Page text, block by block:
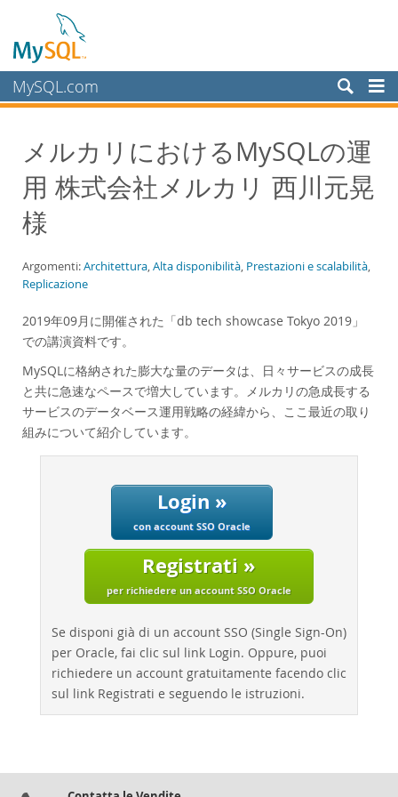
MySQL.com
Servizi
Partner
Clienti
White Papers
Videos
Case Studies
Books
Performance
Benchmarks
Migration
Notizie ed eventi
Documentazione
Sviluppatori
メルカリにおけるMySQLの運
用 株式会社メルカリ 西川元晃
様
Argomenti:Architettura,Alta disponibilità, Prestazioni e scalabilità,
Replicazione
2019年09月に開催された「db tech showcase Tokyo 2019」
での講演資料です。
MySQLに格納された膨大な量のデータは、日々サービスの成長
と共に急速なペースで増大しています。メルカリの急成長する
サービスのデータベース運用戦略の経緯から、ここ最近の取り
組みについて紹介しています。
Login »
con account SSO Oracle
Registrati »
per richiedere un account SSO Oracle
Se disponi già di un account SSO (Single Sign-On)
per Oracle, fai clic sul link Login. Oppure, puoi
richiedere un account gratuitamente facendo clic
sul link Registrati e seguendo le istruzioni.